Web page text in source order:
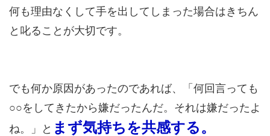
何も理由なくして手を出してしまった場合はきちん
と叱ることが大切です。
でも何か原因があったのであれば、「何回言っても
○○をしてきたから嫌だったんだ。それは嫌だったよ
ね。」と まず気持ちを共感する。